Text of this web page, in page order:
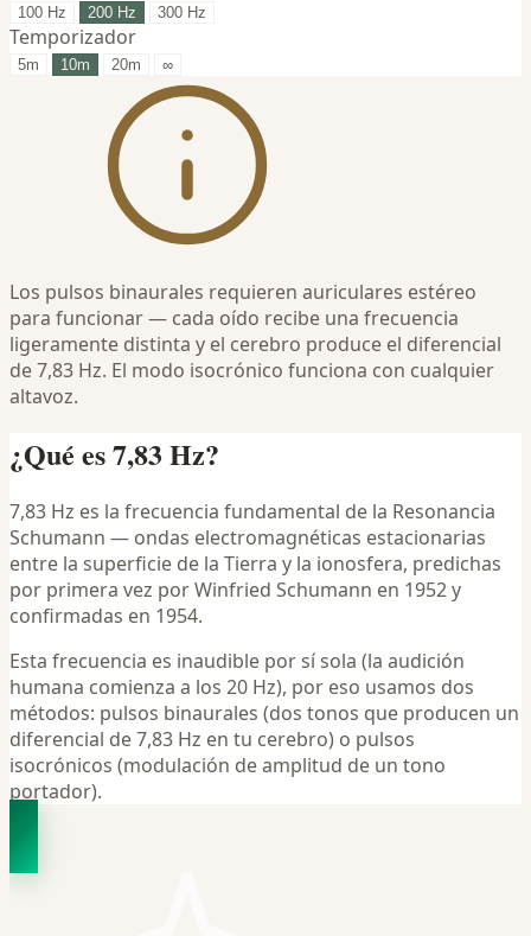
100 Hz 200 Hz 300 Hz
Temporizador
5m 10m 20m ∞
Los pulsos binaurales requieren auriculares estéreo
para funcionar — cada oído recibe una frecuencia
ligeramente distinta y el cerebro produce el diferencial
de 7,83 Hz. El modo isocrónico funciona con cualquier
altavoz.
¿Qué es 7,83 Hz?
7,83 Hz es la frecuencia fundamental de la Resonancia
Schumann — ondas electromagnéticas estacionarias
entre la superficie de la Tierra y la ionosfera, predichas
por primera vez por Winfried Schumann en 1952 y
confirmadas en 1954.
Esta frecuencia es inaudible por sí sola (la audición
humana comienza a los 20 Hz), por eso usamos dos
métodos: pulsos binaurales (dos tonos que producen un
diferencial de 7,83 Hz en tu cerebro) o pulsos
isocrónicos (modulación de amplitud de un tono
portador).